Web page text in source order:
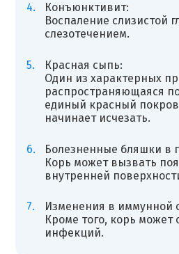
Конъюнктивит:
Воспаление слизистой
слезотечением.
Красная сыпь:
Один из характерных
распространяющаяся
единый красный
начинает исчезать.
Болезненные бляшки в
Корь может вызвать
внутренней
Изменения в иммунной
Кроме того, корь может
инфекций.